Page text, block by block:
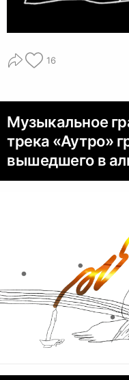
16
Музыкальное
трека «Аутро»
вышедшего в